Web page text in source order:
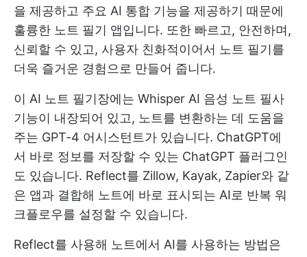
을 제공하고 주요 AI 통합 기능을 제공하기 때문에
훌륭한 노트 필기 앱입니다. 또한 빠르고, 안전하며,
신뢰할 수 있고, 사용자 친화적이어서 노트 필기를
더욱 즐거운 경험으로 만들어 줍니다.
이 AI 노트 필기장에는 Whisper AI 음성 노트 필사
기능이 내장되어 있고, 노트를 변환하는 데 도움을
주는 GPT-4 어시스턴트가 있습니다. ChatGPT에
서 바로 정보를 저장할 수 있는 ChatGPT 플러그인
도 있습니다. Reflect를 Zillow, Kayak, Zapier와 같
은 앱과 결합해 노트에 바로 표시되는 AI로 반복 워
크플로우를 설정할 수 있습니다.
Reflect를 사용해 노트에서 AI를 사용하는 방법은